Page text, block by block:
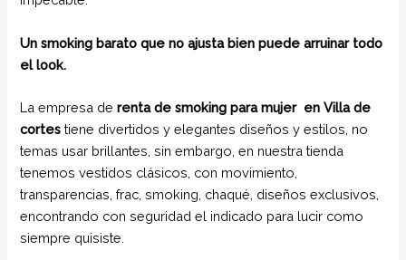
Un smoking barato que no ajusta bien puede arruinar todo
el look.
La empresa derenta de smoking para mujer en Villa de
cortes tiene divertidos y elegantes diseños y estilos, no
temas usar brillantes, sin embargo, en nuestra tienda
tenemos vestidos clásicos, con movimiento,
transparencias, frac, smoking, chaqué, diseños exclusivos,
encontrando con seguridad el indicado para lucir como
siempre quisiste.